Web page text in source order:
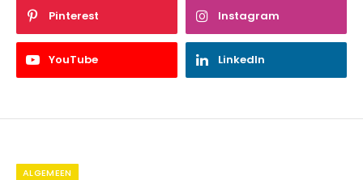
Pinterest Instagram
YouTube LinkedIn
ALGEMEEN